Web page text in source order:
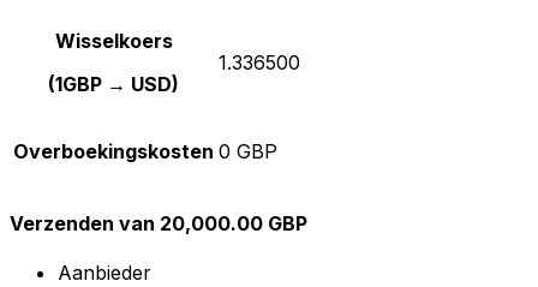
Wisselkoers
(1GBP → USD)
1.336500
Overboekingskosten 0 GBP
Verzenden van 20,000.00 GBP
Aanbieder